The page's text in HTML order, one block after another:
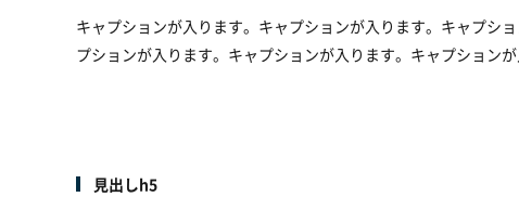
キャプションが入ります。キャプションが入ります。キャプシ
プションが入ります。キャプションが入ります。キャプション
見出しh5